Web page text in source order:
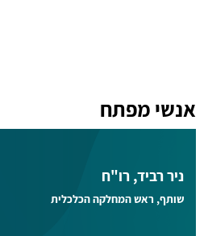
אנשי מפתח
ניר רביד, רו"ח
שותף, ראש המחלקה הכלכלית